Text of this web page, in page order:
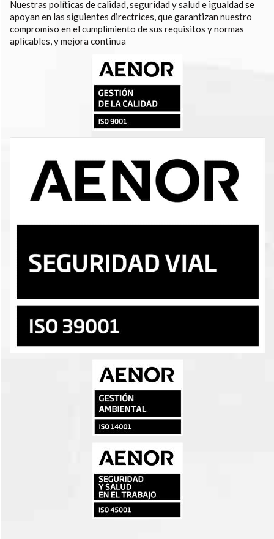
Nuestras políticas de calidad, seguridad y salud e igualdad se
apoyan en las siguientes directrices, que garantizan nuestro
compromiso en el cumplimiento de sus requisitos y normas
aplicables, y mejora continua